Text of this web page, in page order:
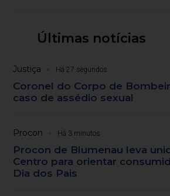
Últimas notícias
Justiça Há 27 segundos
Coronel do Corpo de
caso de assédio sexual
Procon Há 3 minutos
Procon de Blumenau leva
Centro para orientar
Dia dos Pais